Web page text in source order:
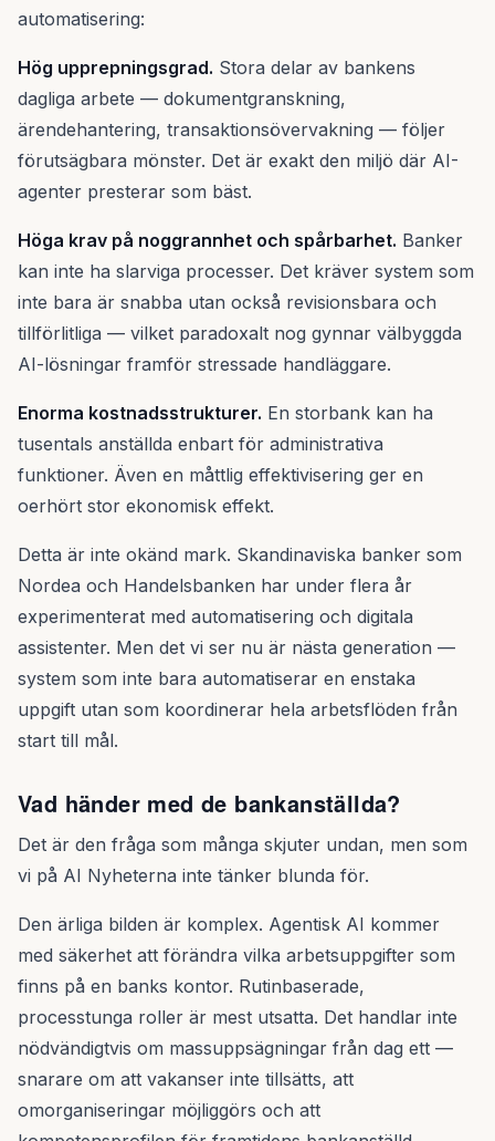
automatisering:
Hög upprepningsgrad. Stora delar av bankens
dagliga arbete — dokumentgranskning,
ärendehantering, transaktionsövervakning — följer
förutsägbara mönster. Det är exakt den miljö där AI-
agenter presterar som bäst.
Höga krav på noggrannhet och spårbarhet. Banker
kan inte ha slarviga processer. Det kräver system som
inte bara är snabba utan också revisionsbara och
tillförlitliga — vilket paradoxalt nog gynnar välbyggda
AI-lösningar framför stressade handläggare.
Enorma kostnadsstrukturer. En storbank kan ha
tusentals anställda enbart för administrativa
funktioner. Även en måttlig effektivisering ger en
oerhört stor ekonomisk effekt.
Detta är inte okänd mark. Skandinaviska banker som
Nordea och Handelsbanken har under flera år
experimenterat med automatisering och digitala
assistenter. Men det vi ser nu är nästa generation —
system som inte bara automatiserar en enstaka
uppgift utan som koordinerar hela arbetsflöden från
start till mål.
Vad händer med de bankanställda?
Det är den fråga som många skjuter undan, men som
vi på AI Nyheterna inte tänker blunda för.
Den ärliga bilden är komplex. Agentisk AI kommer
med säkerhet att förändra vilka arbetsuppgifter som
finns på en banks kontor. Rutinbaserade,
processtunga roller är mest utsatta. Det handlar inte
nödvändigtvis om massuppsägningar från dag ett —
snarare om att vakanser inte tillsätts, att
omorganiseringar möjliggörs och att